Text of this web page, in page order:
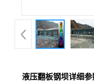
液压翻板钢坝详细参